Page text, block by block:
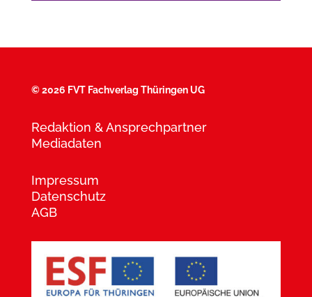
©2026 FVT Fachverlag Thüringen UG
Redaktion & Ansprechpartner
Mediadaten
Impressum
Datenschutz
AGB